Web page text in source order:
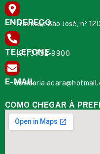
ENDEREÇO
Travessa São José, nº
TELEFONE
(91) 3732-9900
E-MAIL
COMO CHEGAR À